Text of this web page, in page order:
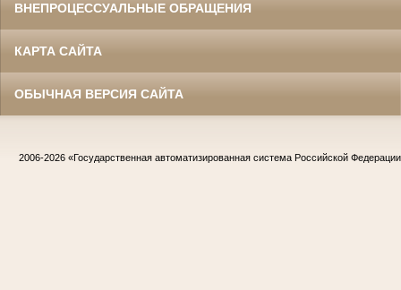
ВНЕПРОЦЕССУАЛЬНЫЕ ОБРАЩЕНИЯ
КАРТА САЙТА
ОБЫЧНАЯ ВЕРСИЯ САЙТА
2006-2026 «Государственная автоматизированная система Российской